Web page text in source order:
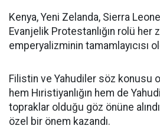
Kenya, Yeni Zelanda, Sierra
Evanjelik Protestanlığın rolü her
emperyalizminin tamamlayıcısı
Filistin ve Yahudiler söz konusu
hem Hıristiyanlığın hem de
topraklar olduğu göz önüne
özel bir önem kazandı.